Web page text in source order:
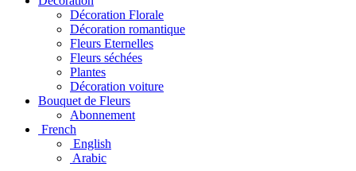
Décoration Florale
Décoration romantique
Fleurs Eternelles
Fleurs séchées
Plantes
Décoration voiture
Bouquet de Fleurs
Abonnement
French
English
Arabic